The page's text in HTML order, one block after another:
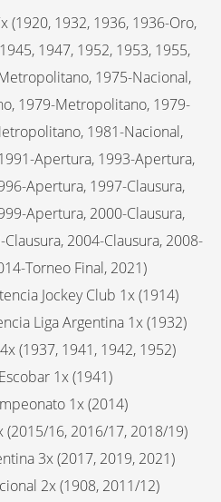
(1920, 1932, 1936, 1936-Oro,
1947, 1952, 1953, 1955,
1975-Nacional,
1979-Metropolitano, 1979-
1981-Nacional,
Apertura, 1993-Apertura,
Apertura, 1997-Clausura,
Apertura, 2000-Clausura,
2004-Clausura, 2008-
Torneo Final, 2021)
Jockey Club 1x (1914)
Liga Argentina 1x (1932)
(1937, 1941, 1942, 1952)
1x (1941)
1x (2014)
(2015/16, 2016/17, 2018/19)
3x (2017, 2019, 2021)
2x (1908, 2011/12)